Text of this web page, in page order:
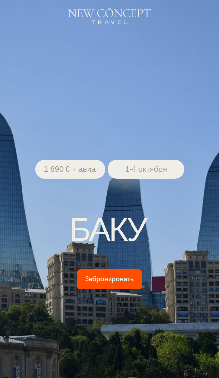
БАКУ
1 690 € + авиа
Забронировать